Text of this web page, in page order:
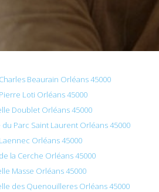
Beaurain Orléans 45000
Loti Orléans 45000
Doublet Orléans 45000
Parc Saint Laurent Orléans 45000
Orléans 45000
la Cerche Orléans 45000
Masse Orléans 45000
des Quenouilleres Orléans 45000